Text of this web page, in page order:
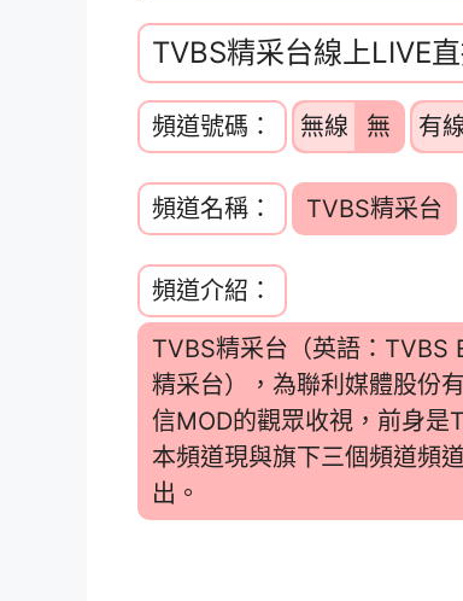
TVBS精采台線上LIVE
頻道號碼： 無線 無 有
頻道名稱： TVBS精采台
頻道介紹：
TVBS精采台（英語：TVBS
精采台），為聯利媒體股份
信MOD的觀眾收視，前身是
本頻道現與旗下三個頻道頻
出。